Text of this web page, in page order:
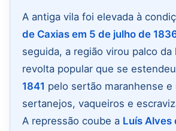
A antiga vila foi elevada à
de Caxias em 5 de julho de
seguida, a região virou palco da
revolta popular que se
1841 pelo sertão maranhense e
sertanejos, vaqueiros e
A repressão coube a Luís Alves